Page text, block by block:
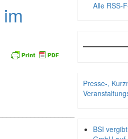
Alle RSS-
Presse-,
BSI